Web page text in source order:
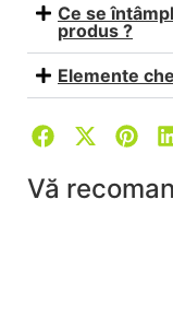
Ce se
produs ?
Elemente
Vă